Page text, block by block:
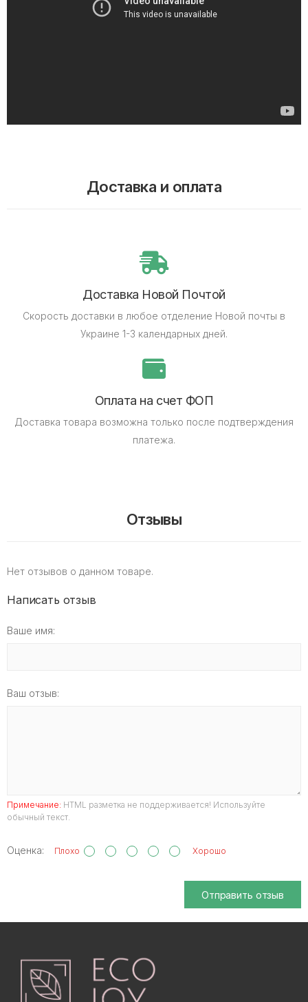
Доставка и оплата
Доставка Новой Почтой
Скорость доставки в любое отделение Новой почты в
Украине 1-3 календарных дней.
Оплата на счет ФОП
Доставка товара возможна только после подтверждения
платежа.
Отзывы
Нет отзывов о данном товаре.
Написать отзыв
Ваше имя:
Ваш отзыв:
Примечание: HTML разметка не поддерживается! Используйте
обычный текст.
Оценка: Плохо Хорошо
Отправить отзыв